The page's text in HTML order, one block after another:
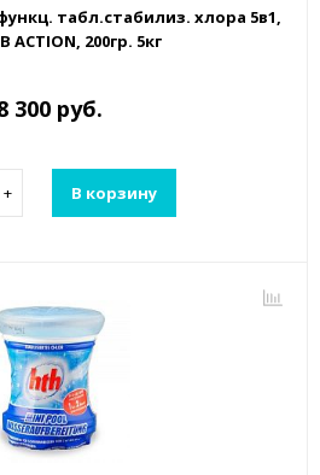
табл.стабилиз. хлора 5в1,
ACTION, 200гр. 5кг
300 руб.
+ В корзину